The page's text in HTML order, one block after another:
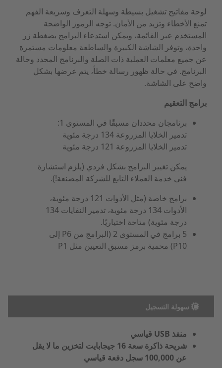
لوحة مفاتيح تشغيل بسيطة وسهلة التعرف وسريعة الفهم
تمنع الأخطاء وتزيد من الأمان. توجه الرموز الواضحة
المستخدم عبر القائمة، ويمكن استدعاء البرامج بضغطة زر
واحدة، وتوفر الشاشة الكبيرة والساطعة معلومات مستمرة
عن جميع معلمات العملية ذات الصلة والبرنامج المحدد وحالة
البرنامج. في حالة ظهور رسالة خطأ، يتم عرضها بشكل
واضح على الشاشة.
برامج التعقيم
برنامجان محددان مسبقًا في المستوى 1:
تدمير الخلايا المزروعة 134 درجة مئوية
تدمير الخلايا المزروعة 121 درجة مئوية
يمكن تغيير البرامج بشكل فردي (يلزم استشارة
فني خدمة العملاء التابع للشركة المصنعة!).
برامج خاصة (مثل الأدوات 121 درجة مئوية،
الأدوات 134 درجة مئوية، تدمير النفايات 134
درجة مئوية) متاحة اختياريًا.
5 برامج في المستوى 2 (البرامج من P6 إلى
P10) محمية برمز مسبق التعيين مثل P1
سهولة التسجيل
منفذ USB قياسي
شريحة ذاكرة سعة 16 جيجابايت لتخزين ما لا يقل
عن 100,000 سجل دفعة قياسي